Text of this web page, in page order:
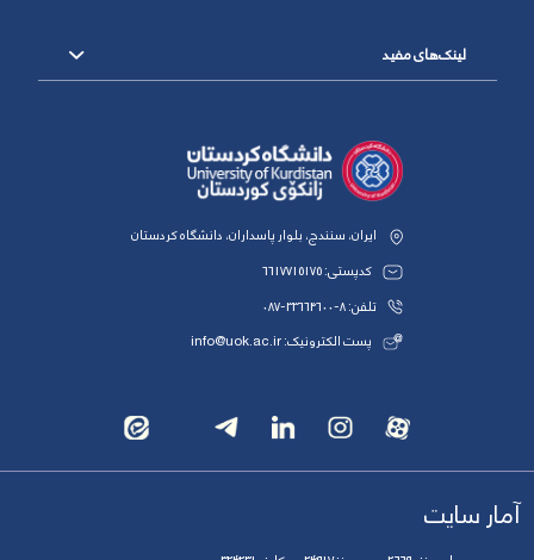
لینک‌های مفید
ایران، سنندج، بلوار پاسداران، دانشگاه کردستان
کدپستی: 6617715175
تلفن: 8-33664600-087
پست الکترونیک: info@uok.ac.ir
آمار سایت